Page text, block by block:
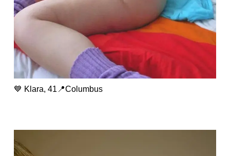
💙 Klara, 41📍Columbus